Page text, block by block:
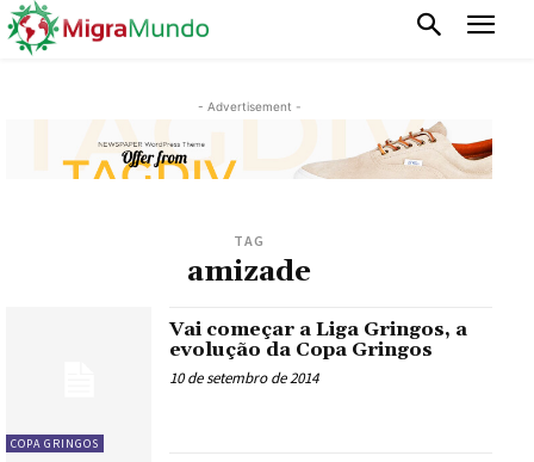
- Advertisement -
TAG
amizade
COPA GRINGOS
Vai começar a Liga Gringos, a
evolução da Copa Gringos
10 de setembro de 2014